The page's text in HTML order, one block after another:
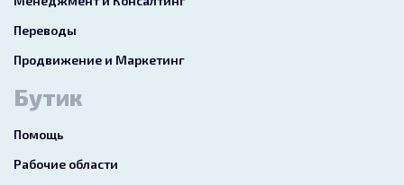
Переводы
Продвижение и Маркетинг
Бутик
Помощь
Рабочие области